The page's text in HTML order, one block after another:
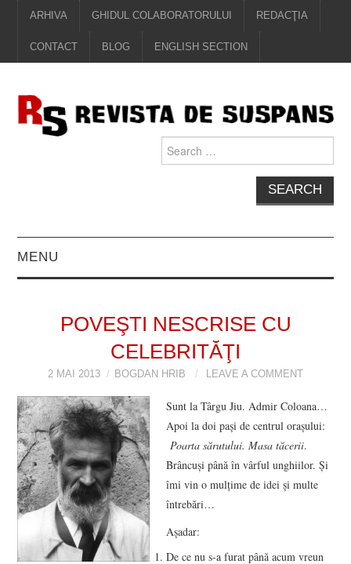
ARHIVA GHIDUL COLABORATORULUI REDACŢIA
CONTACT BLOG ENGLISH SECTION
for:
MENU
PROZĂ
VIZIUNI ȘI SPECTRE
CONTRAPAGINI
CARTE & FILM
SUSPANS
NUMĂRUL 48 /
POVEŞTI NESCRISE CU
CELEBRITĂŢI
2 MAI 2013 BOGDAN HRIB LEAVE A COMMENT
Sunt la Târgu Jiu. Admir Coloana…
Apoi la doi paşi de centrul oraşului:
Poarta sărutului. Masa tăcerii.
Brâncuşi până în vârful unghiilor. Şi
îmi vin o mulţime de idei şi multe
întrebări…
Aşadar:
De ce nu s-a furat până acum vreun